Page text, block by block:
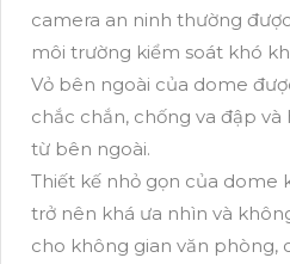
camera an ninh thường
môi trường kiểm soát khó
Vỏ bên ngoài của dome
chắc chắn, chống va đập
từ bên ngoài.
Thiết kế nhỏ gọn của dome
trở nên khá ưa nhìn và
cho không gian văn phòng,